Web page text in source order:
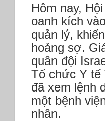
Hôm nay,
oanh kích
quản lý,
hoảng sợ.
quân đội
Tổ chức Y tế
đã xem lệnh
một bệnh
nhân.